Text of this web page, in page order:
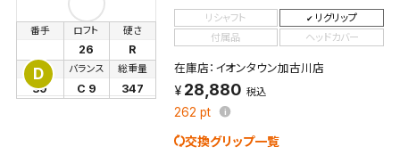
D
番手 ロフト
26
硬さ
R
長さ
39
バランス
C 9
総重量
347
リシャフト
リグリップ
付属品
ヘッドカバー
在庫店：イオンタウン加古川店
28,880 税込
262 pt
交換グリップ一覧